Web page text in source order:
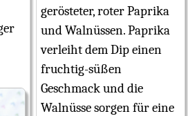
gerösteter, roter Paprika
und Walnüssen. Paprika
verleiht dem Dip einen
fruchtig-süßen
Geschmack und die
Walnüsse sorgen für eine